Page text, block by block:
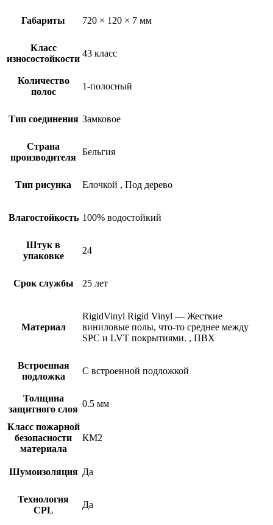
Габариты 720 × 120 × 7 мм
Класс
износостойкости
43 класс
Количество
полос
1-полосный
Тип соединения Замковое
Страна
производителя
Бельгия
Тип рисунка Елочкой , Под дерево
Влагостойкость 100% водостойкий
Штук в
упаковке
24
Срок службы 25 лет
Материал
RigidVinyl Rigid Vinyl — Жесткие
виниловые полы, что-то среднее между
SPC и LVT покрытиями. , ПВХ
Встроенная
подложка
С встроенной подложкой
Толщина
защитного слоя
0.5 мм
Класс пожарной
безопасности
материала
КМ2
Шумоизоляция Да
Технология
CPL
Да